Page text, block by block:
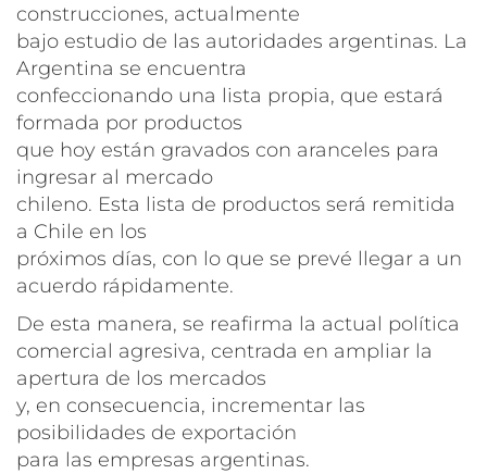
construcciones, actualmente
bajo estudio de las autoridades argentinas. La
Argentina se encuentra
confeccionando una lista propia, que estará
formada por productos
que hoy están gravados con aranceles para
ingresar al mercado
chileno. Esta lista de productos será remitida
a Chile en los
próximos días, con lo que se prevé llegar a un
acuerdo rápidamente.
De esta manera, se reafirma la actual política
comercial agresiva, centrada en ampliar la
apertura de los mercados
y, en consecuencia, incrementar las
posibilidades de exportación
para las empresas argentinas.